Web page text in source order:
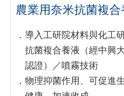
農業用奈米抗菌複
． 導入工研院材料與化工
抗菌複合養液（經中興
認證）／噴霧技術
． 物理抑菌作用、可促進